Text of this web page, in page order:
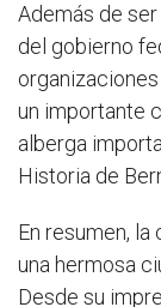
Además de
del gobierno
un importante
alberga
Historia de
En resumen, la
una hermosa
Desde su